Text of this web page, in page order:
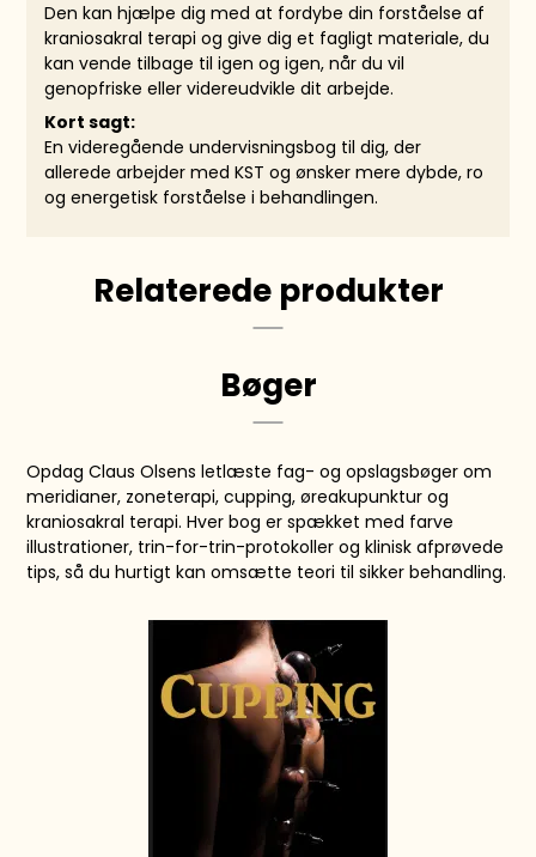
Den kan hjælpe dig med at fordybe din forståelse af
kraniosakral terapi og give dig et fagligt materiale, du
kan vende tilbage til igen og igen, når du vil
genopfriske eller videreudvikle dit arbejde.
Kort sagt:
En videregående undervisningsbog til dig, der
allerede arbejder med KST og ønsker mere dybde, ro
og energetisk forståelse i behandlingen.
Relaterede produkter
Bøger
Opdag Claus Olsens letlæste fag- og opslagsbøger om
meridianer, zoneterapi, cupping, øreakupunktur og
kraniosakral terapi. Hver bog er spækket med farve
illustrationer, trin-for-trin-protokoller og klinisk afprøvede
tips, så du hurtigt kan omsætte teori til sikker behandling.